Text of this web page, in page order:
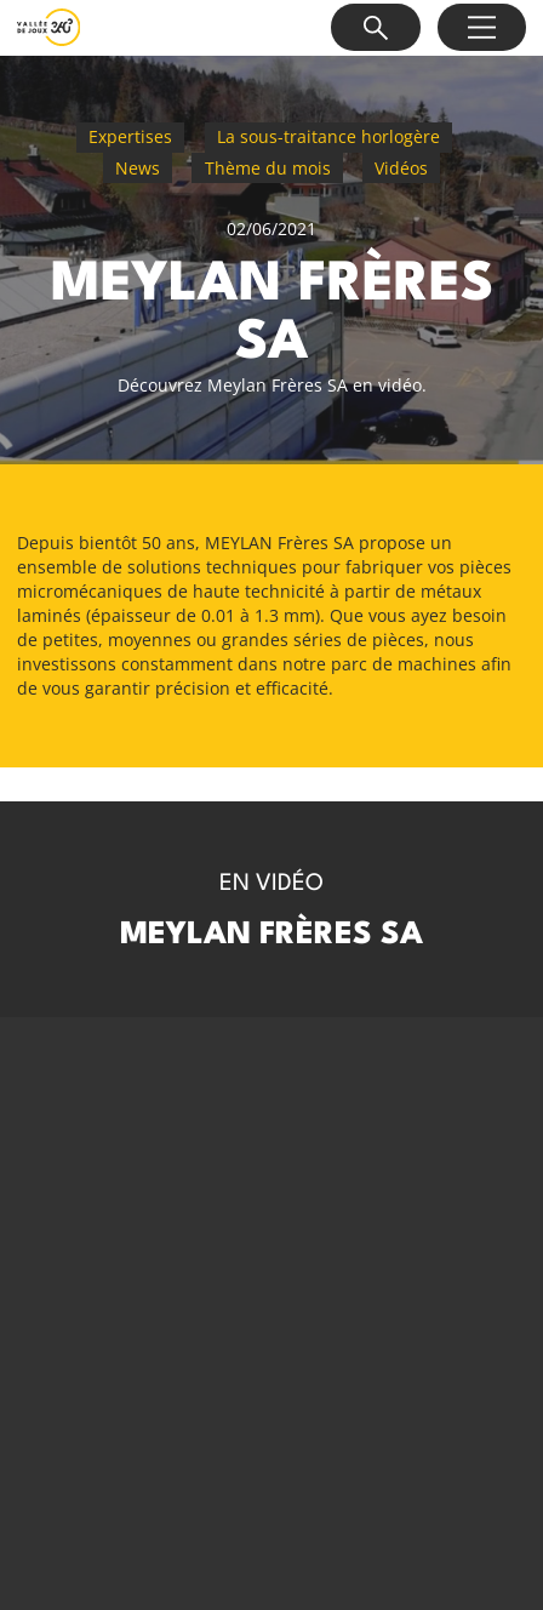
Expertises
La sous-traitance horlogère
News
Thème du mois Vidéos
02/06/2021
MEYLAN FRÈRES
SA
Découvrez Meylan Frères SA en vidéo.
Depuis bientôt 50 ans, MEYLAN Frères SA propose un
ensemble de solutions techniques pour fabriquer vos pièces
micromécaniques de haute technicité à partir de métaux
laminés (épaisseur de 0.01 à 1.3 mm). Que vous ayez besoin
de petites, moyennes ou grandes séries de pièces, nous
investissons constamment dans notre parc de machines afin
de vous garantir précision et efficacité.
EN VIDÉO
MEYLAN FRÈRES SA